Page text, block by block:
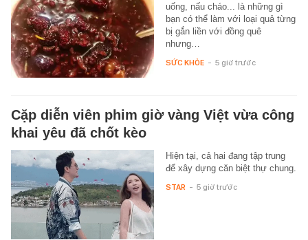
uống, nấu cháo... là những gì
bạn có thể làm với loại quả từng
bị gắn liền với đồng quê
nhưng…
SỨC KHỎE - 5 giờ trước
Cặp diễn viên phim giờ vàng Việt vừa công
khai yêu đã chốt kèo
Hiện tại, cả hai đang tập trung
để xây dựng căn biệt thự chung.
STAR - 5 giờ trước